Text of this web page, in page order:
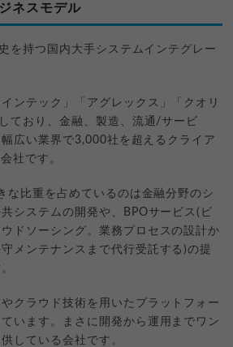
ネスモデル
を持つ国内大手システムインテグレー
ンテック」「アグレックス」「クオリ
ており、金融、製造、流通/サービ
広い業界で3,000社を超えるクライア
社です。
な比重を占めているのは金融分野のシ
システムの開発や、BPOサービス(ビ
ドソーシング。業務プロセスの設計か
メンテナンスまで代行受託する)の提
クラウド技術を用いたプラットフォー
います。まさに開発から運用までワン
している会社です。